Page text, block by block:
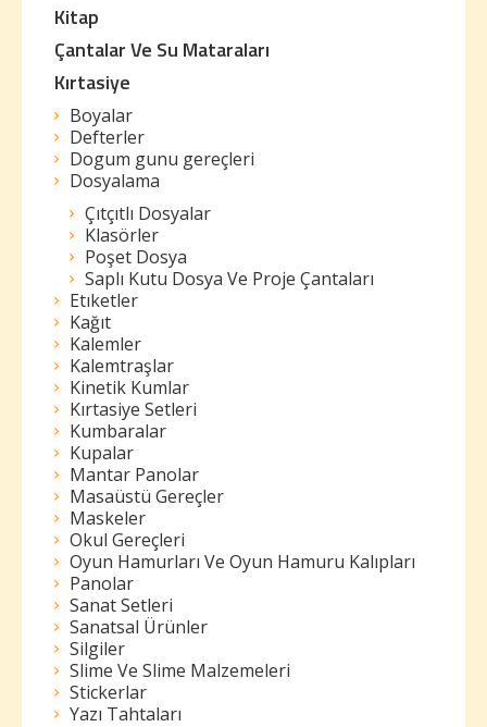
Kitap
Çantalar Ve Su Mataraları
Kırtasiye
Boyalar
Defterler
Dogum gunu gereçleri
Dosyalama
Çıtçıtlı Dosyalar
Klasörler
Poşet Dosya
Saplı Kutu Dosya Ve Proje Çantaları
Etıketler
Kağıt
Kalemler
Kalemtraşlar
Kinetik Kumlar
Kırtasiye Setleri
Kumbaralar
Kupalar
Mantar Panolar
Masaüstü Gereçler
Maskeler
Okul Gereçleri
Oyun Hamurları Ve Oyun Hamuru Kalıpları
Panolar
Sanat Setleri
Sanatsal Ürünler
Silgiler
Slime Ve Slime Malzemeleri
Stickerlar
Yazı Tahtaları